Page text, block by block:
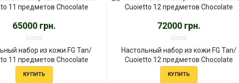
65000 грн.
набор из кожи FG Tan/
11 предметов Chocolate
КУПИТЬ
72000 грн.
Настольный набор из кожи FG Tan/
Сuoietto 12 предметов Chocolate
КУПИТЬ